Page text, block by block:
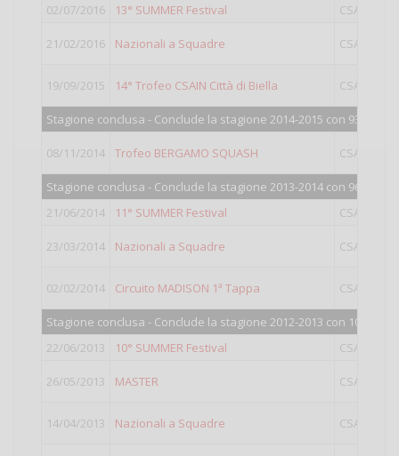
02/07/2016
13° SUMMER Festival CSAIN
21/02/2016 Nazionali a Squadre CSAIN
19/09/2015 14° Trofeo CSAIN Città di Biella CSAIN
Stagione conclusa - Conclude la stagione 2014-2015 con 930 punti.
08/11/2014 Trofeo BERGAMO SQUASH CSAIN
Stagione conclusa - Conclude la stagione 2013-2014 con 967 punti.
21/06/2014
11° SUMMER Festival CSAIN
23/03/2014 Nazionali a Squadre CSAIN
02/02/2014 Circuito MADISON 1ª Tappa CSAIN
Stagione conclusa - Conclude la stagione 2012-2013 con 1055
22/06/2013
10° SUMMER Festival CSAIN
26/05/2013 MASTER CSAIN
14/04/2013 Nazionali a Squadre CSAIN